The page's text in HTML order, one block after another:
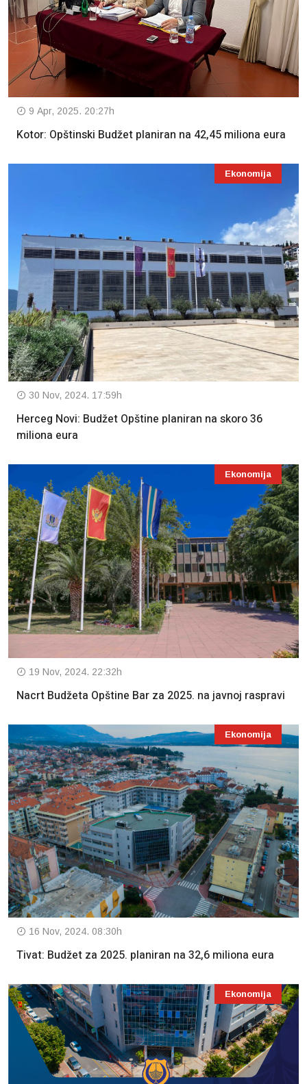
9 Apr, 2025. 20:27h
Kotor: Opštinski Budžet planiran na 42,45 miliona eura
Ekonomija
30 Nov, 2024. 17:59h
Herceg Novi: Budžet Opštine planiran na skoro 36
miliona eura
Ekonomija
19 Nov, 2024. 22:32h
Nacrt Budžeta Opštine Bar za 2025. na javnoj raspravi
Ekonomija
16 Nov, 2024. 08:30h
Tivat: Budžet za 2025. planiran na 32,6 miliona eura
Ekonomija